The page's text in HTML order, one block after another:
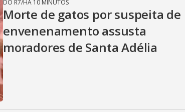
DO R7/HÁ 10 MINUTOS
Morte de gatos por suspeita de
envenenamento assusta
moradores de Santa Adélia